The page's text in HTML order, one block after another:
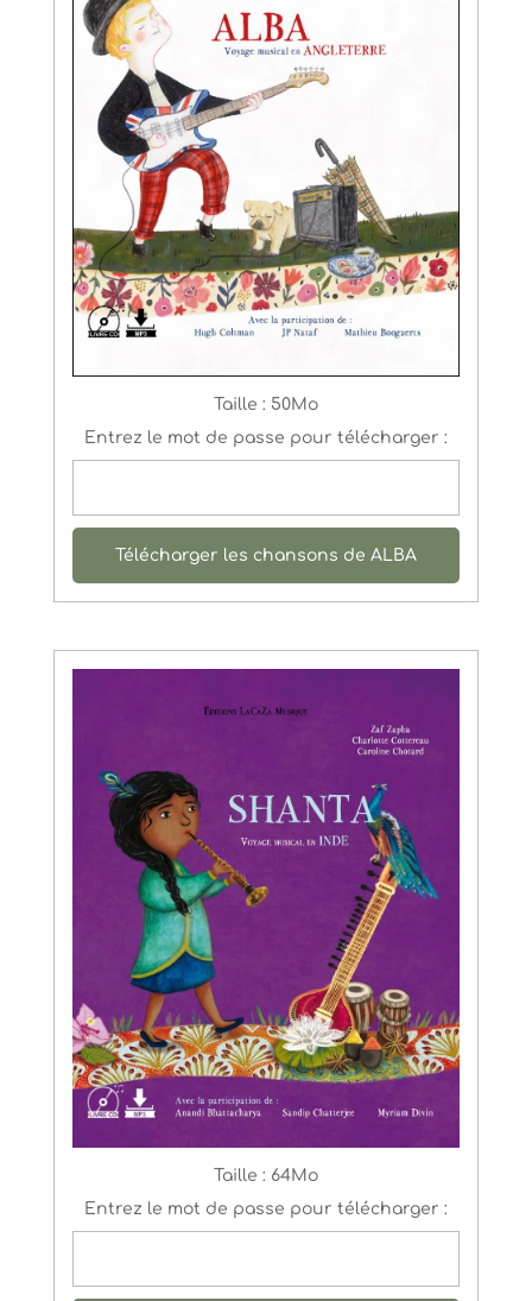
Taille : 50Mo
Entrez le mot de passe pour télécharger :
Télécharger les chansons de ALBA
Taille : 64Mo
Entrez le mot de passe pour télécharger :